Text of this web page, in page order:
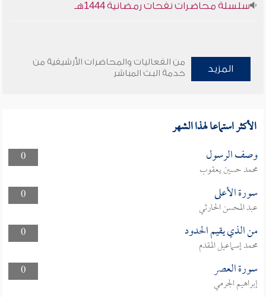
سلسلة محاضرات نفحات رمضانية 1444هـ
المزيد
من الفعاليات والمحاضرات الأرشيفية من
خدمة البث المباشر
الأكثر استماعا لهذا الشهر
0 وصف الرسول
محمد حسين يعقوب
0
سورة الأعلى
عبد المحسن الحارثي
0
من الذي يقيم الحدود
محمد إسماعيل المقدم
0
سورة العصر
إبراهيم الجرمي